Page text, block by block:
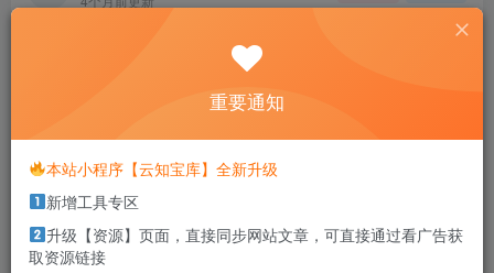
Suffer all the pain can destroy a person, but it also can kill
the pain.
本站部分资源打包为压缩包以方便分享，涉及较多
解压密码，如果你下载的资源需要解压密码，请点
击解压密码查看
重要通知
本站小程序【云知宝库】全新升级
新增工具专区
升级【资源】页面，直接同步网站文章，可直接通过看广告获
取资源链接